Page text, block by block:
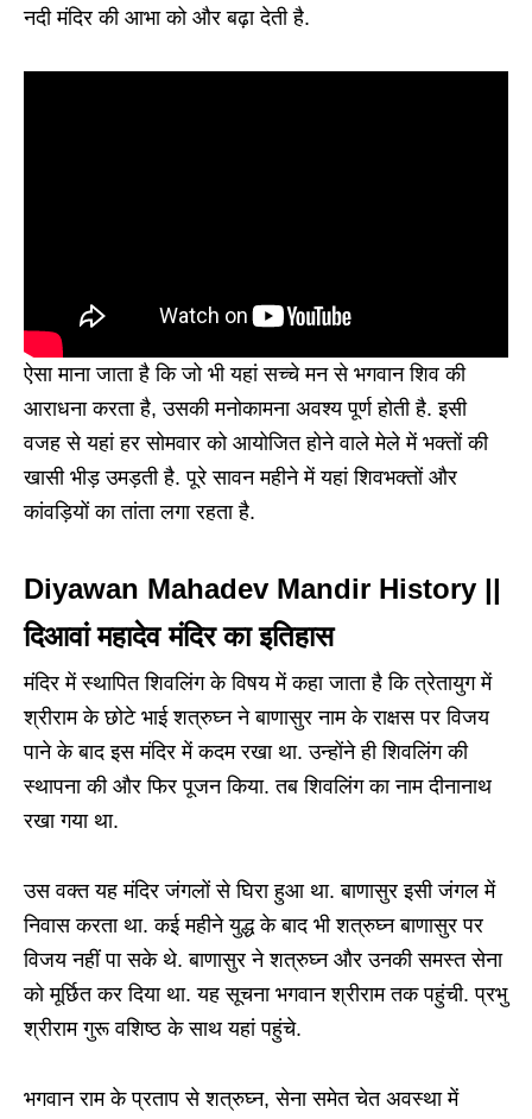
नदी मंदिर की आभा को और बढ़ा देती है.
ऐसा माना जाता है कि जो भी यहां सच्चे मन से भगवान शिव की
आराधना करता है, उसकी मनोकामना अवश्य पूर्ण होती है. इसी
वजह से यहां हर सोमवार को आयोजित होने वाले मेले में भक्तों की
खासी भीड़ उमड़ती है. पूरे सावन महीने में यहां शिवभक्तों और
कांवड़ियों का तांता लगा रहता है.
Diyawan Mahadev Mandir History ||
दिआवां महादेव मंदिर का इतिहास
मंदिर में स्थापित शिवलिंग के विषय में कहा जाता है कि त्रेतायुग में
श्रीराम के छोटे भाई शत्रुघ्न ने बाणासुर नाम के राक्षस पर विजय
पाने के बाद इस मंदिर में कदम रखा था. उन्होंने ही शिवलिंग की
स्थापना की और फिर पूजन किया. तब शिवलिंग का नाम दीनानाथ
रखा गया था.
उस वक्त यह मंदिर जंगलों से घिरा हुआ था. बाणासुर इसी जंगल में
निवास करता था. कई महीने युद्ध के बाद भी शत्रुघ्न बाणासुर पर
विजय नहीं पा सके थे. बाणासुर ने शत्रुघ्न और उनकी समस्त सेना
को मूर्छित कर दिया था. यह सूचना भगवान श्रीराम तक पहुंची. प्रभु
श्रीराम गुरू वशिष्ठ के साथ यहां पहुंचे.
भगवान राम के प्रताप से शत्रुघ्न, सेना समेत चेत अवस्था में